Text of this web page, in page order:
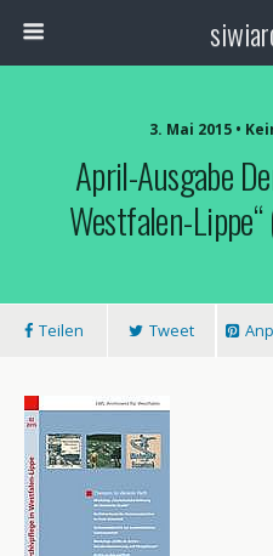
3. Mai 2015 •
April-Ausgabe
Westfalen-
Teilen Tweet